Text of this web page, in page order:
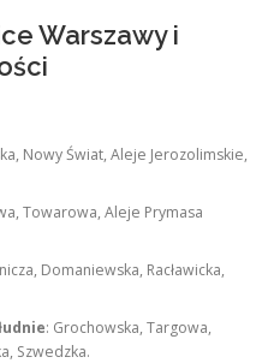
Warszawy i
Nowy Świat, Aleje Jerozolimskie,
Towarowa, Aleje Prymasa
Domaniewska, Racławicka,
: Grochowska, Targowa,
Szwedzka.